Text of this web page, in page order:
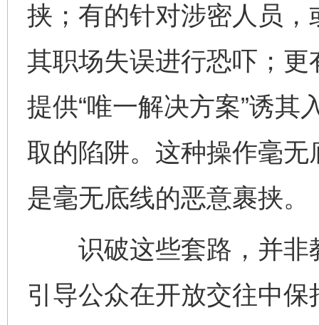
挟；有的针对涉密人员
其职场失误进行恐吓；
提供“唯一解决方案”诱其
取的陷阱。这种操作毫
是毫无底线的恶意裹挟。
识破这些套路，并非
引导公众在开放交往中
这是一记警钟！ 谢